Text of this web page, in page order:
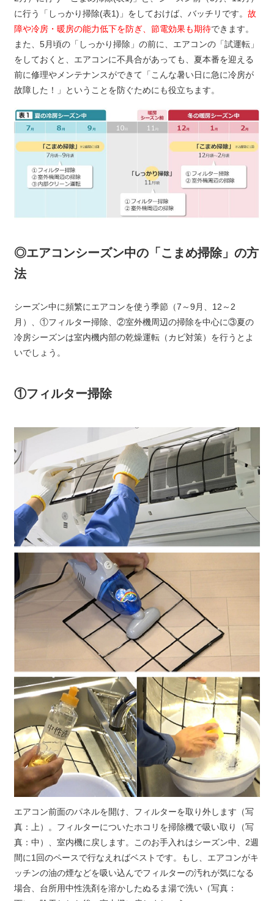
に行う「しっかり掃除(表1)」をしておけば、バッチリです。故
障や冷房・暖房の能力低下を防ぎ、節電効果も期待できます。
また、5月頃の「しっかり掃除」の前に、エアコンの「試運転」
をしておくと、エアコンに不具合があっても、夏本番を迎える
前に修理やメンテナンスができて「こんな暑い日に急に冷房が
故障した！」ということを防ぐためにも役立ちます。
◎エアコンシーズン中の「こまめ掃除」の方
法
シーズン中に頻繁にエアコンを使う季節（7～9月、12～2
月）、①フィルター掃除、②室外機周辺の掃除を中心に③夏の
冷房シーズンは室内機内部の乾燥運転（カビ対策）を行うとよ
いでしょう。
①フィルター掃除
エアコン前面のパネルを開け、フィルターを取り外します（写
真：上）。フィルターについたホコリを掃除機で吸い取り（写
真：中）、室内機に戻します。このお手入れはシーズン中、2週
間に1回のペースで行なえればベストです。もし、エアコンがキ
ッチンの油の煙などを吸い込んでフィルターの汚れが気になる
場合、台所用中性洗剤を溶かしたぬるま湯で洗い（写真：